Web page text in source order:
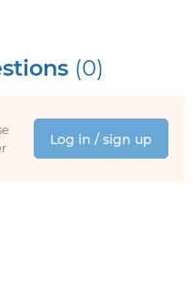
(0)
Log in / sign up